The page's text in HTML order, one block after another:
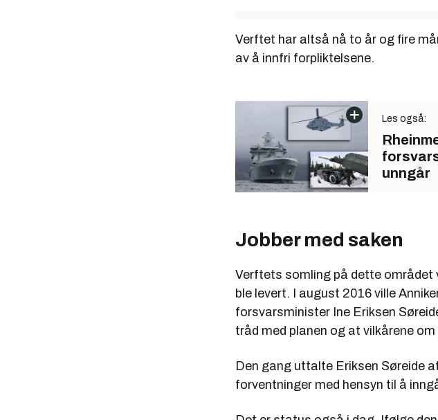
Verftet har altså nå to år og fire
av å innfri forpliktelsene.
Les også:
unngår
Jobber med saken
Verftets somling på dette området
ble levert. I august 2016 ville
forsvarsminister Ine Eriksen
tråd med planen og at vilkårene
Den gang uttalte Eriksen Søreide
forventninger med hensyn til å